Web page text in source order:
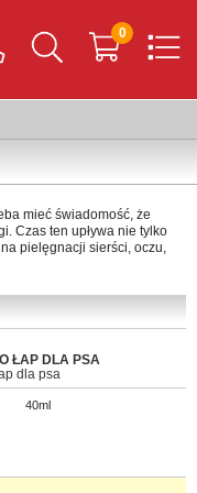
0
mieć świadomość, że
Czas ten upływa nie tylko
pielęgnacji sierści, oczu,
w tym zakresie.
bo zabieg ten
jest gładka i lśniąca.
w okresie linienia.
do typu i długości sierści
m.in. grzebienie, szczotki
zgrzebła
wyczesywania i
ŁAP DLA PSA
dla psa
40ml